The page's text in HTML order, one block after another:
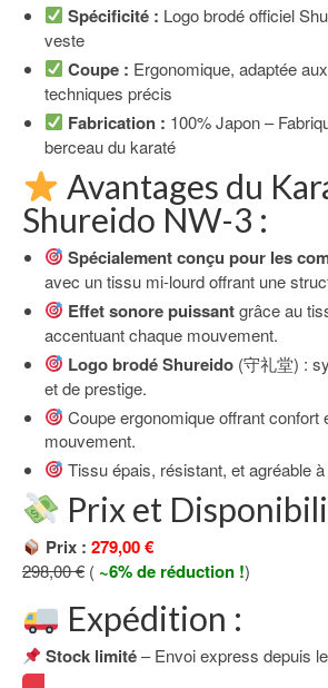
Spécificité : Logo brodé officiel
veste
Coupe : Ergonomique, adaptée
techniques précis
Fabrication : 100% Japon –
berceau du karaté
Avantages du
Shureido NW-3 :
Spécialement conçu pour les
avec un tissu mi-lourd offrant une
Effet sonore puissantgrâce au
accentuant chaque mouvement.
Logo brodé Shureido (守礼堂) :
et de prestige.
Coupe ergonomique offrant confort
mouvement.
Tissu épais, résistant, et agréable à
Prix et
Prix : 279,00 €
298,00 € ( ~6% de réduction !)
Expédition :
Stock limité– Envoi express depuis